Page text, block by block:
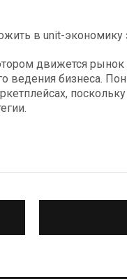
в unit-экономику
движется рынок
ведения бизнеса.